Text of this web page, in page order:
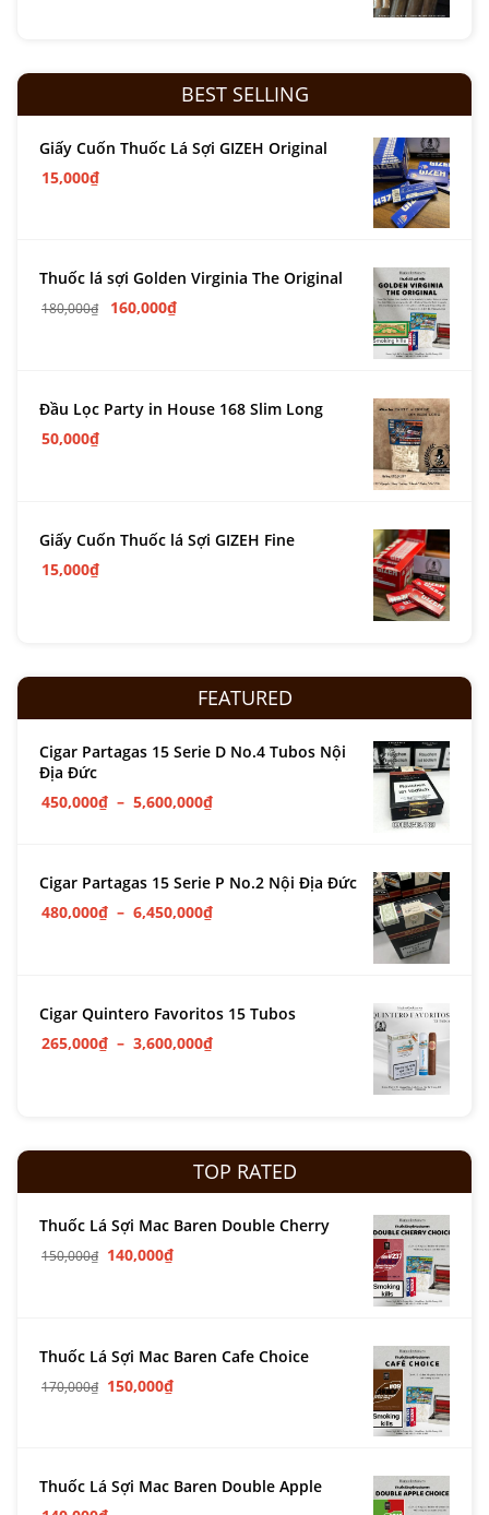
BEST SELLING
Giấy Cuốn Thuốc Lá Sợi GIZEH Original
15,000₫
Thuốc lá sợi Golden Virginia The Original
180,000₫ 160,000₫
Đầu Lọc Party in House 168 Slim Long
50,000₫
Giấy Cuốn Thuốc lá Sợi GIZEH Fine
15,000₫
FEATURED
Cigar Partagas 15 Serie D No.4 Tubos Nội
Địa Đức
450,000₫ – 5,600,000₫
Cigar Partagas 15 Serie P No.2 Nội Địa Đức
480,000₫ – 6,450,000₫
Cigar Quintero Favoritos 15 Tubos
265,000₫ – 3,600,000₫
TOP RATED
Thuốc Lá Sợi Mac Baren Double Cherry
150,000₫ 140,000₫
Thuốc Lá Sợi Mac Baren Cafe Choice
170,000₫ 150,000₫
Thuốc Lá Sợi Mac Baren Double Apple